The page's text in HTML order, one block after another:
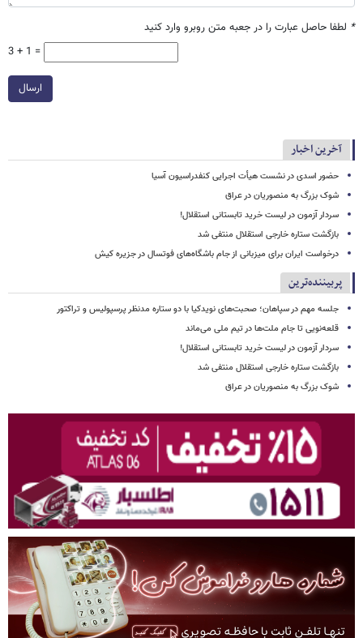
* لطفا حاصل عبارت را در جعبه متن روبرو وارد کنید
3 + 1 =
ارسال
آخرین اخبار
حضور اسدی در نشست هیأت اجرایی کنفدراسیون آسیا
شوک بزرگ به منصوریان در عراق
سردار آزمون در لیست خرید تابستانی استقلال!
بازگشت ستاره خارجی استقلال منتفی شد
درخواست ایران برای میزبانی از جام باشگاه‌های فوتسال در جزیره کیش
پربیننده‌ترین
جلسه مهم در سپاهان؛ صحبت‌های نویدکیا با دو ستاره مدنظر پرسپولیس و تراکتور
قلعه‌نویی تا جام ملت‌ها در تیم ملی می‌ماند
سردار آزمون در لیست خرید تابستانی استقلال!
بازگشت ستاره خارجی استقلال منتفی شد
شوک بزرگ به منصوریان در عراق